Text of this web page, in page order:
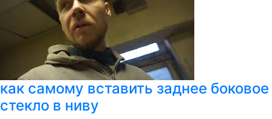
как самому вставить заднее боковое
стекло в ниву